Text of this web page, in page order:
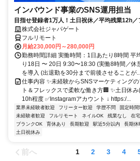
インバウンド事業のSNS運用担当
目指せ登録者1万人！土日祝休／平均残業12h／
株式会社ジャパゲート
フルリモート
月給230,000円～280,000円
勤務時間詳細 実働時間：1日あたり8時間 平
り18日 〜 20日 9:30〜18:30 (実働8時間／
を導入 (出退勤を30分まで前後させることが
仕事内容 ✨未経験からSNSマーケティング
ト＆フレックスで柔軟な働き方🏢 ✨土日休
10h程度 ✅Instagramアカウント ↓ https:/...
業界未経験者歓迎 フリーター歓迎 学歴不問 固定時間
未経験者歓迎
フルリモート ネイルOK 残業なし 在
ブランクOK
育休あり 長期歓迎 駅近5分以内 長期休
土日祝休み
前へ 1 2 3 4